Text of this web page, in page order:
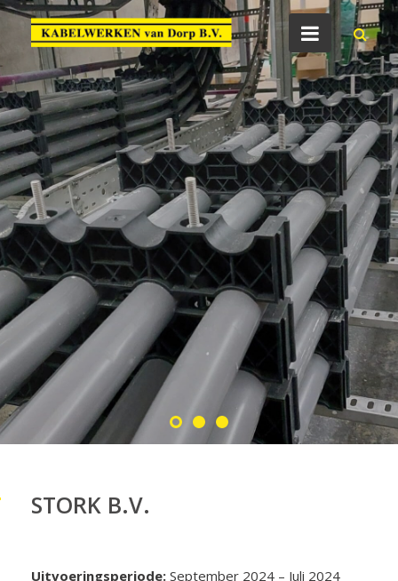
STORK B.V.
Uitvoeringsperiode: September 2024 – Juli 2024